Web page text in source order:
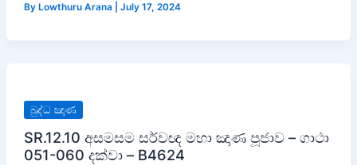
By Lowthuru Arana July 17, 2024
බුද්ධ ඤාණ
SR.12.10 අසමසම සර්වඥ මහා ඤාණ පූජාව – ගාථා
051-060 දක්වා – B4624